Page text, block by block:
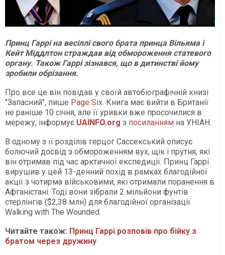
Принц Гаррі на весіллі свого брата принца Вільяма і
Кейт Міддлтон страждав від обмороження статевого
органу. Також Гаррі зізнався, що в дитинстві йому
зробили обрізання.
Про все це він повідав у своїй автобіографічній книзі
"Запасний", пише Page Six. Книга має вийти в Британії
не раніше 10 січня, але її уривки вже просочилися в
мережу, інформує UAINFO.org з посиланням на УНІАН.
В одному з її розділів герцог Сассекський описує
болючий досвід з обмороженням вух, щік і прутня, які
він отримав під час арктичної експедиції. Принц Гаррі
вирушив у цей 13-денний похід в рамках благодійної
акції з чотирма військовими, які отримали поранення в
Афганістані. Тоді вони зібрали 2 мільйони фунтів
стерлінгів ($2,38 млн) для благодійної організації
Walking with The Wounded.
Читайте також: Принц Гаррі розповів про бійку з
братом через дружину